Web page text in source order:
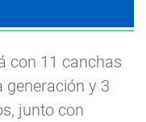
con 11 canchas
generación y 3
junto con